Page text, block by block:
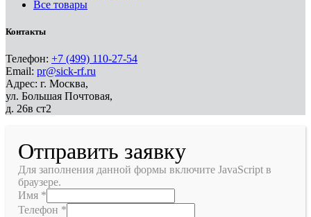
Все товары
Контакты
Телефон: +7 (499) 110-27-54
Email: pr@sick-rf.ru
Адрес: г. Москва,
ул. Большая Почтовая,
д. 26в ст2
Отправить заявку
Для заполнения данной формы включите JavaScript в
браузере.
Имя *
Телефон *